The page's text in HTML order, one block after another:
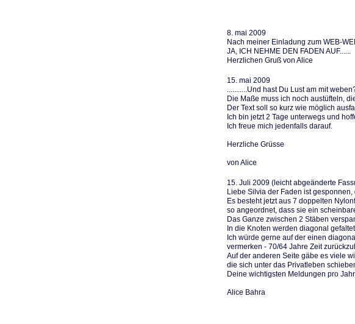
8. mai 2009
Nach meiner Einladung zum WEB-
JA, ICH NEHME DEN FADEN AUF......
Herzlichen Gruß von Alice
15. mai 2009
...........Und hast Du Lust am mit
Die Maße muss ich noch austüfteln,
Der Text soll so kurz wie möglich
Ich bin jetzt 2 Tage unterwegs und
Ich freue mich jedenfalls darauf.
Herzliche Grüsse
von Alice
15. Juli 2009 (leicht abgeänderte
Liebe Silvia der Faden ist
Es besteht jetzt aus 7 doppelten
so angeordnet, dass sie ein
Das Ganze zwischen 2 Stäben
In die Knoten werden diagonal
Ich würde gerne auf der einen
vermerken - 70/64 Jahre Zeit
Auf der anderen Seite gäbe es viele
die sich unter das Privatleben
Deine wichtigsten Meldungen pro
Alice Bahra